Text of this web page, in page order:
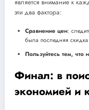
является внимание к
эти два фактора:
Сравнение цен:
была последняя
Пользуйтесь тем, что
Финал: в
экономией и